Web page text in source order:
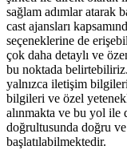
sağlam adımlar atarak
cast ajansları
seçeneklerine de
çok daha detaylı ve
bu noktada belirtebiliriz.
yalnızca iletişim
bilgileri ve özel
alınmakta ve bu yol ile
doğrultusunda doğru
başlatılabilmektedir.